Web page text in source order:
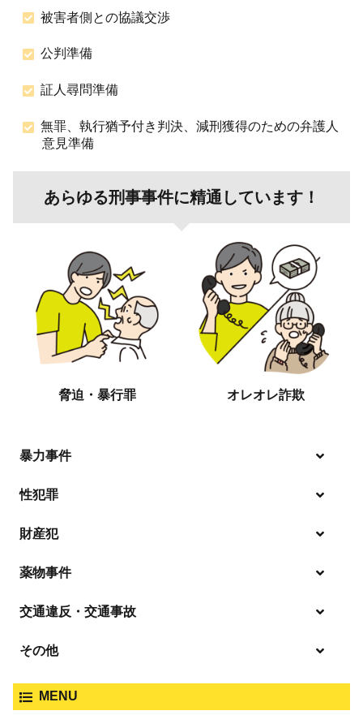
被害者側との協議交渉
公判準備
証人尋問準備
無罪、執行猶予付き判決、減刑獲得のための弁護人
意見準備
あらゆる刑事事件に精通しています！
脅迫・暴行罪 オレオレ詐欺
暴力事件
性犯罪
盗撮・のぞき
財産犯
詐欺
薬物事件
交通違反・交通事故
その他
MENU